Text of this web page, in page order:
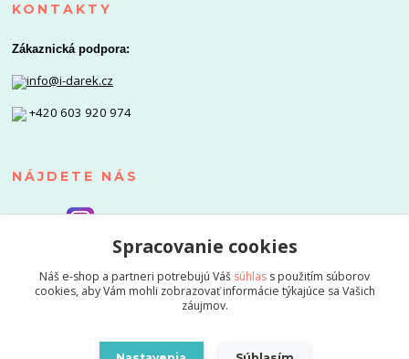
KONTAKTY
Zákaznická podpora:
info@i-darek.cz
+420 603 920 974
NÁJDETE NÁS
Spracovanie cookies
Náš e-shop a partneri potrebujú Váš súhlas s použitím súborov
cookies, aby Vám mohli zobrazovať informácie týkajúce sa Vašich
záujmov.